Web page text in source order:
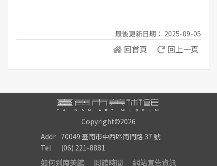
最後更新日期： 2025-09-05
回首頁 回上一頁
Copyright©2026
Addr 70049 臺南市中西區南門路 37 號
Tel
(06) 221-8881
如何到南美館 開館時間 網站宣告資訊